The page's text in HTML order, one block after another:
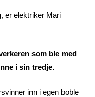
er elektriker Mari
som ble med
i sin tredje.
inn i egen boble